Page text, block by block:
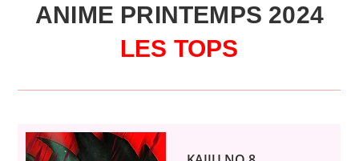
ANIME PRINTEMPS 2024
LES TOPS